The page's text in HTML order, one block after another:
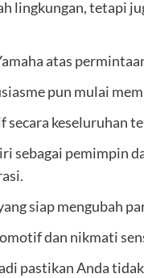
lingkungan,
atas
pun mulai
keseluruhan
sebagai pemimpin
siap mengubah
dan nikmati
pastikan Anda